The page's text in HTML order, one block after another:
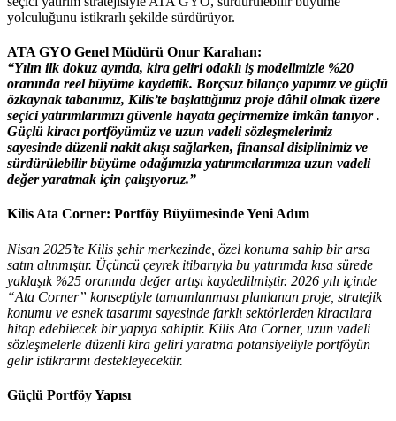
yolculuğunu istikrarlı şekilde sürdürüyor.
ATA GYO Genel Müdürü Onur Karahan:
“Yılın ilk dokuz ayında, kira geliri odaklı iş modelimizle %20
oranında reel büyüme kaydettik. Borçsuz bilanço yapımız ve güçlü
özkaynak tabanımız, Kilis’te başlattığımız proje dâhil olmak üzere
seçici yatırımlarımızı güvenle hayata geçirmemize imkân tanıyor .
Güçlü kiracı portföyümüz ve uzun vadeli sözleşmelerimiz
sayesinde düzenli nakit akışı sağlarken, finansal disiplinimiz ve
sürdürülebilir büyüme odağımızla yatırımcılarımıza uzun vadeli
değer yaratmak için çalışıyoruz.”
Kilis Ata Corner: Portföy Büyümesinde Yeni Adım
Nisan 2025’te Kilis şehir merkezinde, özel konuma sahip bir arsa
satın alınmıştır. Üçüncü çeyrek itibarıyla bu yatırımda kısa sürede
yaklaşık %25 oranında değer artışı kaydedilmiştir. 2026 yılı içinde
“Ata Corner” konseptiyle tamamlanması planlanan proje, stratejik
konumu ve esnek tasarımı sayesinde farklı sektörlerden kiracılara
hitap edebilecek bir yapıya sahiptir. Kilis Ata Corner, uzun vadeli
sözleşmelerle düzenli kira geliri yaratma potansiyeliyle portföyün
gelir istikrarını destekleyecektir.
Güçlü Portföy Yapısı